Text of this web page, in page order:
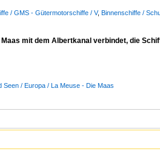
/ GMS - Gütermotorschiffe / V, Binnenschiffe /
mit dem Albertkanal verbindet, die
Seen / Europa / La Meuse - Die Maas